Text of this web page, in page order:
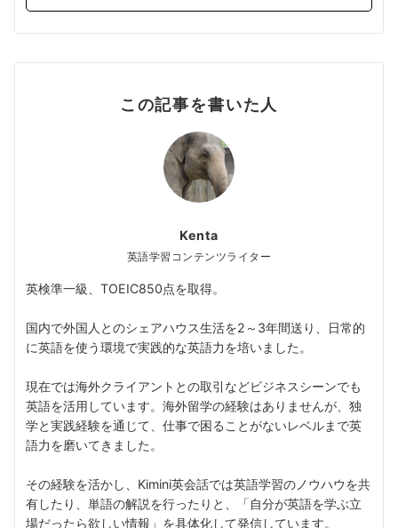
この記事を書いた人
Kenta
英語学習コンテンツライター
英検準一級、TOEIC850点を取得。
国内で外国人とのシェアハウス生活を2～3年間送り、日常的
に英語を使う環境で実践的な英語力を培いました。
現在では海外クライアントとの取引などビジネスシーンでも
英語を活用しています。海外留学の経験はありませんが、独
学と実践経験を通じて、仕事で困ることがないレベルまで英
語力を磨いてきました。
その経験を活かし、Kimini英会話では英語学習のノウハウを共
有したり、単語の解説を行ったりと、「自分が英語を学ぶ立
場だったら欲しい情報」を具体化して発信しています。